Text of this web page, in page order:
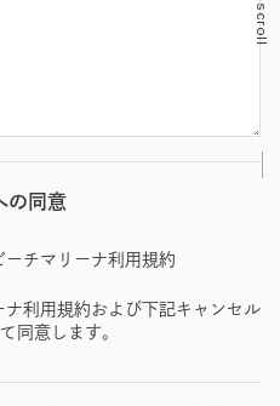
scroll
の同意
チマリーナ利用規約
利用規約および下記キャンセル
同意します。